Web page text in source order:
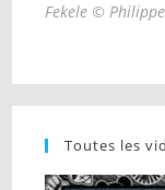
Fekele ©
Toutes les